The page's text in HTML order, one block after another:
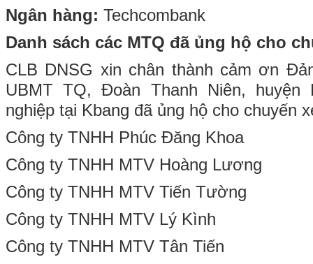
Ngân hàng: Techcombank
Danh sách các MTQ đã ủng hộ cho
CLB DNSG xin chân thành cảm ơn
UBMT TQ, Đoàn Thanh Niên, huyện
nghiệp tại Kbang đã ủng hộ cho chuyến
Công ty TNHH Phúc Đăng Khoa
Công ty TNHH MTV Hoàng Lương
Công ty TNHH MTV Tiến Tường
Công ty TNHH MTV Lý Kình
Công ty TNHH MTV Tân Tiến